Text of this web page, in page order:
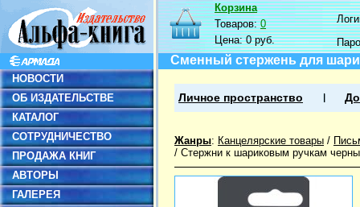
НОВОСТИ
ОБ ИЗДАТЕЛЬСТВЕ
КАТАЛОГ
СОТРУДНИЧЕСТВО
ПРОДАЖА КНИГ
АВТОРЫ
ГАЛЕРЕЯ
Корзина
Товаров:0
Цена:0 руб.
Сменный стержень для
Личное пространство
Жанры: Канцелярские товары /
/ Стержни к шариковым ручкам